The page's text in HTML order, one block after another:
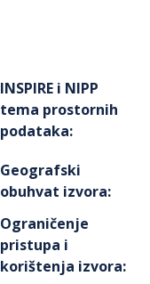
INSPIRE i NIPP
tema prostornih
podataka:
Geografski
obuhvat izvora:
Ograničenje
pristupa i
korištenja izvora: